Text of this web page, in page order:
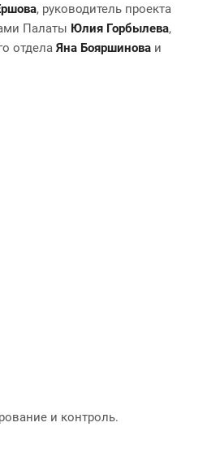
, руководитель проекта
Палаты Юлия Горбылева,
отдела Яна Бояршинова и
и контроль.